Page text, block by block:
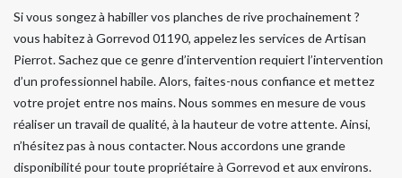
Si vous songez à habiller vos planches de rive prochainement ?
vous habitez à Gorrevod 01190, appelez les services de Artisan
Pierrot. Sachez que ce genre d’intervention requiert l’intervention
d’un professionnel habile. Alors, faites-nous confiance et mettez
votre projet entre nos mains. Nous sommes en mesure de vous
réaliser un travail de qualité, à la hauteur de votre attente. Ainsi,
n’hésitez pas à nous contacter. Nous accordons une grande
disponibilité pour toute propriétaire à Gorrevod et aux environs.